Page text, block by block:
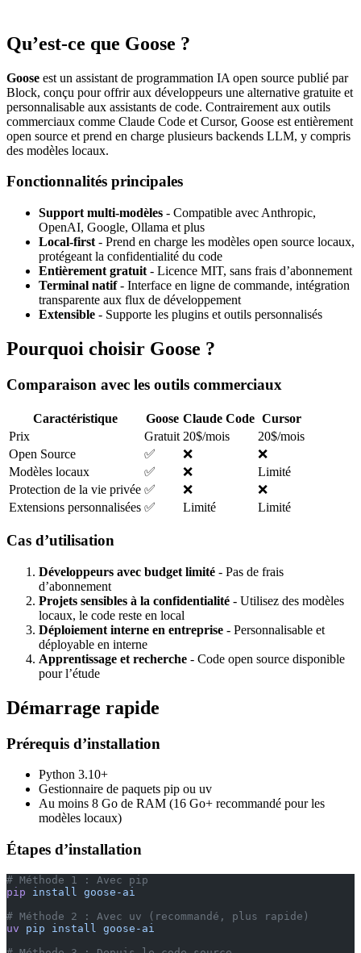
Qu’est-ce que Goose ?
Goose est un assistant de programmation IA open source publié par
Block, conçu pour offrir aux développeurs une alternative gratuite et
personnalisable aux assistants de code. Contrairement aux outils
commerciaux comme Claude Code et Cursor, Goose est entièrement
open source et prend en charge plusieurs backends LLM, y compris
des modèles locaux.
Fonctionnalités principales
Support multi-modèles - Compatible avec Anthropic,
OpenAI, Google, Ollama et plus
Local-first - Prend en charge les modèles open source locaux,
protégeant la confidentialité du code
Entièrement gratuit - Licence MIT, sans frais d’abonnement
Terminal natif- Interface en ligne de commande, intégration
transparente aux flux de développement
Extensible - Supporte les plugins et outils personnalisés
Pourquoi choisir Goose ?
Comparaison avec les outils commerciaux
Caractéristique Goose Claude Code Cursor
Prix
Gratuit 20$/mois
20$/mois
Open Source
✅ ❌
❌
Modèles locaux
✅ ❌
Limité
Protection de la vie privée ✅ ❌
❌
Extensions personnalisées ✅ Limité Limité
Cas d’utilisation
Développeurs avec budget limité - Pas de frais
d’abonnement
Projets sensibles à la confidentialité - Utilisez des modèles
locaux, le code reste en local
Déploiement interne en entreprise - Personnalisable et
déployable en interne
Apprentissage et recherche - Code open source disponible
pour l’étude
Démarrage rapide
Prérequis d’installation
Python 3.10+
Gestionnaire de paquets pip ou uv
Au moins 8 Go de RAM (16 Go+ recommandé pour les
modèles locaux)
Étapes d’installation
# Méthode 1 : Avec pip
pip install
goose-ai
# Méthode 2 : Avec uv (recommandé, plus rapide)
uv pip install
goose-ai